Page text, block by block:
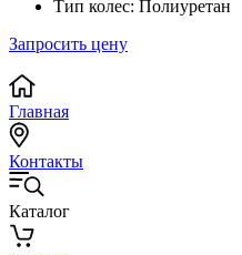
Тип колес: Полиуретан
Запросить цену
Главная
Контакты
Каталог